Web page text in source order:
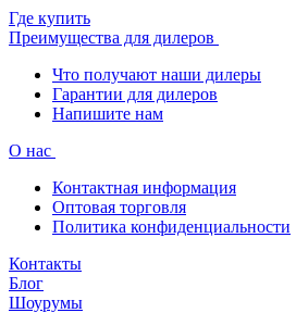
Где купить
Преимущества для дилеров
Что получают наши дилеры
Гарантии для дилеров
Напишите нам
О нас
Контактная информация
Оптовая торговля
Политика конфиденциальности
Контакты
Блог
Шоурумы